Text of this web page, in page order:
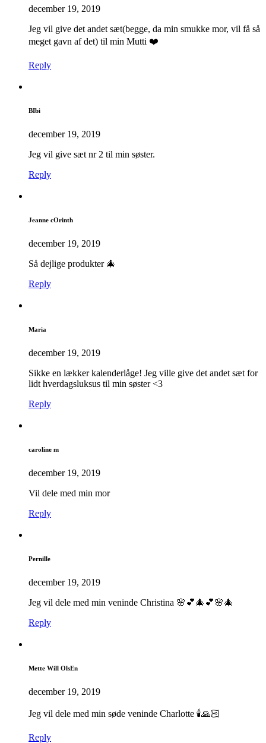
december 19, 2019
Jeg vil give det andet sæt(begge, da min smukke mor, vil få så
meget gavn af det) til min Mutti ❤️
Reply
BIbi
december 19, 2019
Jeg vil give sæt nr 2 til min søster.
Reply
Jeanne cOrinth
december 19, 2019
Så dejlige produkter 🎄
Reply
Maria
december 19, 2019
Sikke en lækker kalenderlåge! Jeg ville give det andet sæt for
lidt hverdagsluksus til min søster <3
Reply
caroline m
december 19, 2019
Vil dele med min mor
Reply
Pernille
december 19, 2019
Jeg vil dele med min veninde Christina 🌸💕🎄💕🌸🎄
Reply
Mette Will OlsEn
december 19, 2019
Jeg vil dele med min søde veninde Charlotte 🕯🙏🏻
Reply